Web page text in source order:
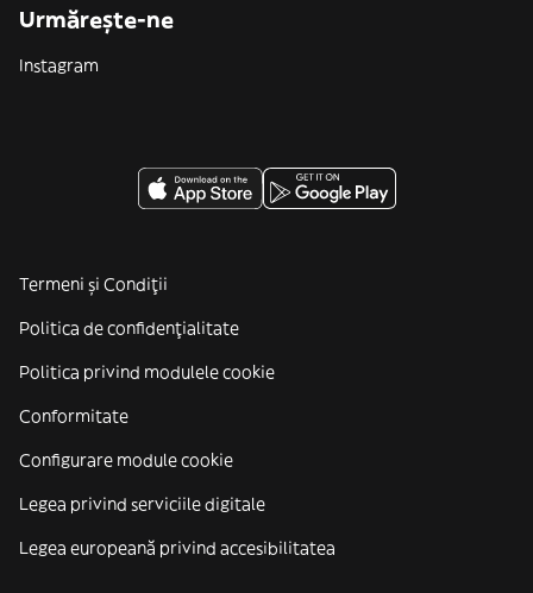
Urmărește-ne
Instagram
Termeni și Condiții
Politica de confidenţialitate
Politica privind modulele cookie
Conformitate
Configurare module cookie
Legea privind serviciile digitale
Legea europeană privind accesibilitatea